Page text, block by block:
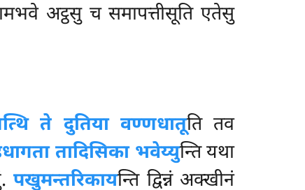
अट्ठसु च समापत्तीसूति एतेसु
ते दुतिया वण्णधातूति तव
तादिसिका भवेय्युन्ति यथा
पखुमन्तरिकायन्ति द्विन्नं अक्खीनं